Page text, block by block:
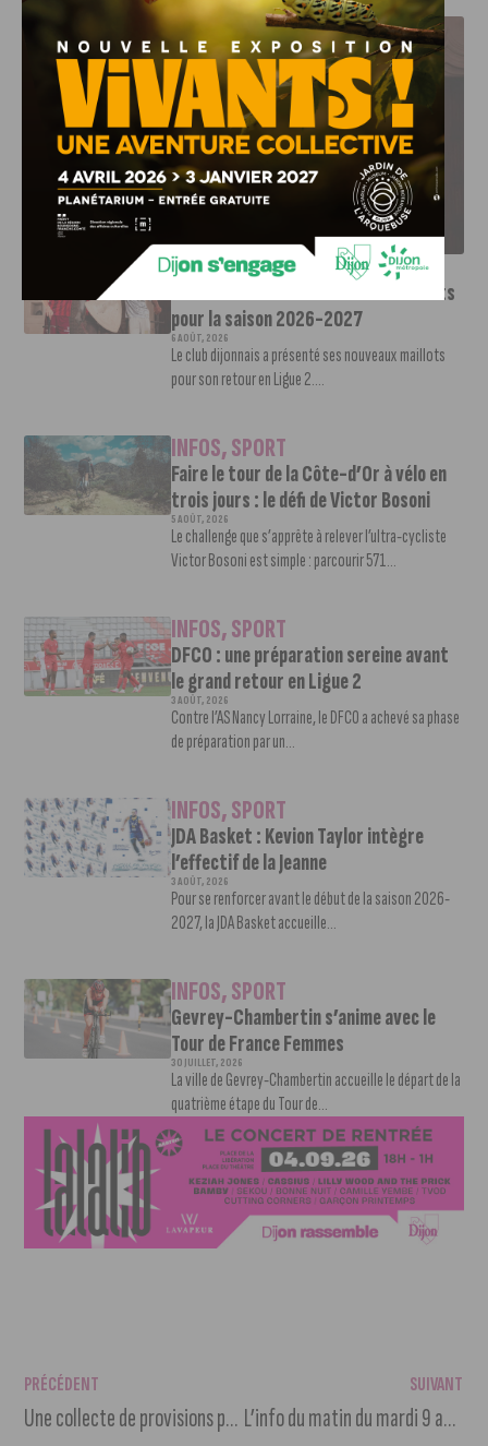
LE DFCO DÉVOILE SES NOUVEAUX MAILLOTS POUR LA
SAISON 2026-2027
INFOS,SPORT
Le DFCO dévoile ses nouveaux maillots
pour la saison 2026-2027
6 AOÛT, 2026
Le club dijonnais a présenté ses nouveaux maillots
pour son retour en Ligue 2....
INFOS,SPORT
Faire le tour de la Côte-d’Or à vélo en
trois jours : le défi de Victor Bosoni
5 AOÛT, 2026
Le challenge que s’apprête à relever l’ultra-cycliste
Victor Bosoni est simple : parcourir 571...
INFOS,SPORT
DFCO : une préparation sereine avant
le grand retour en Ligue 2
3 AOÛT, 2026
Contre l’AS Nancy Lorraine, le DFCO a achevé sa phase
de préparation par un...
INFOS,SPORT
JDA Basket : Kevion Taylor intègre
l’effectif de la Jeanne
3 AOÛT, 2026
Pour se renforcer avant le début de la saison 2026-
2027, la JDA Basket accueille...
INFOS,SPORT
Gevrey-Chambertin s’anime avec le
Tour de France Femmes
30 JUILLET, 2026
La ville de Gevrey-Chambertin accueille le départ de la
quatrième étape du Tour de...
PRÉCÉDENT
Une collecte de provisions pour chats à Marsannay-la-Côte
SUIVANT
L’info du matin du mardi 9 avril 2024